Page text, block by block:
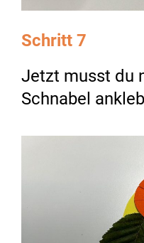
Schritt 7
Jetzt musst du
Schnabel